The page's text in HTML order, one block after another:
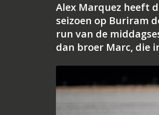
Alex Marquez heeft
seizoen op Buriram
run van de
dan broer Marc, die